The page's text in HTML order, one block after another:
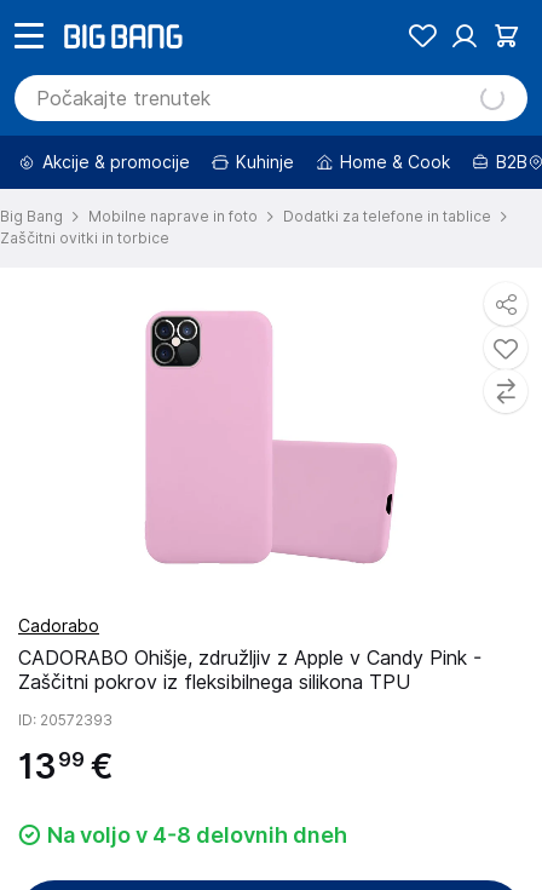
Akcije & promocije Kuhinje Home & Cook B2B
Big Bang Mobilne naprave in foto
Dodatki za telefone in tablice
Zaščitni ovitki in torbice
Cadorabo
CADORABO Ohišje, združljiv z Apple v Candy Pink -
Zaščitni pokrov iz fleksibilnega silikona TPU
ID: 20572393
13 99 €
Na voljo v 4-8 delovnih dneh